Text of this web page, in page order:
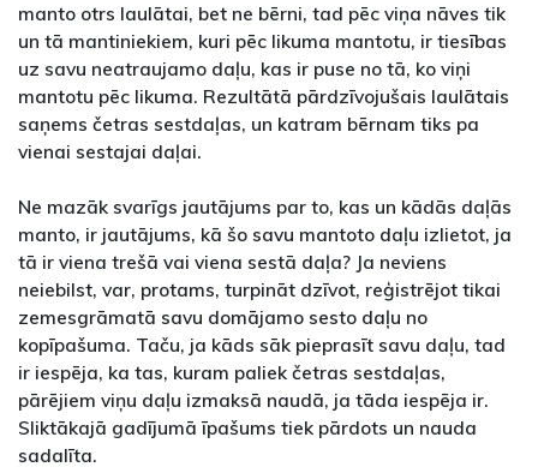
manto otrs laulātai, bet ne bērni, tad pēc viņa nāves tik
un tā mantiniekiem, kuri pēc likuma mantotu, ir tiesības
uz savu neatraujamo daļu, kas ir puse no tā, ko viņi
mantotu pēc likuma. Rezultātā pārdzīvojušais laulātais
saņems četras sestdaļas, un katram bērnam tiks pa
vienai sestajai daļai.
Ne mazāk svarīgs jautājums par to, kas un kādās daļās
manto, ir jautājums, kā šo savu mantoto daļu izlietot, ja
tā ir viena trešā vai viena sestā daļa? Ja neviens
neiebilst, var, protams, turpināt dzīvot, reģistrējot tikai
zemesgrāmatā savu domājamo sesto daļu no
kopīpašuma. Taču, ja kāds sāk pieprasīt savu daļu, tad
ir iespēja, ka tas, kuram paliek četras sestdaļas,
pārējiem viņu daļu izmaksā naudā, ja tāda iespēja ir.
Sliktākajā gadījumā īpašums tiek pārdots un nauda
sadalīta.